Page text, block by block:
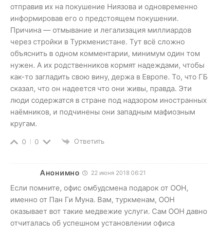
отправив их на покушение Ниязова и одновременно
информировав его о предстоящем покушении.
Причина — отмывание и легализация миллиардов
через стройки в Туркменистане. Тут всё сложно
объяснить в одном комментарии, минимум один том
нужен. А их родственников кормят надеждами, чтобы
как-то загладить свою вину, держа в Европе. То, что ГБ
сказал, что он надеется что они живы, правда. Эти
люди содержатся в стране под надзором иностранных
наёмников, и подчинены они западным мафиозным
кругам.
0 0 Ответить
Анонимно 22 июня 2018 06:21
Если помните, офис омбудсмена подарок от ООН,
именно от Пан Ги Муна. Вам, туркменам, ООН
оказывает вот такие медвежие услуги. Сам ООН давно
отчиталась об успешном установлении офиса